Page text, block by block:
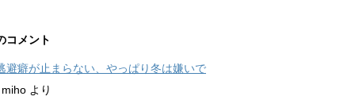
コメント
避癖が止まらない、やっぱり冬は嫌いで
miho より